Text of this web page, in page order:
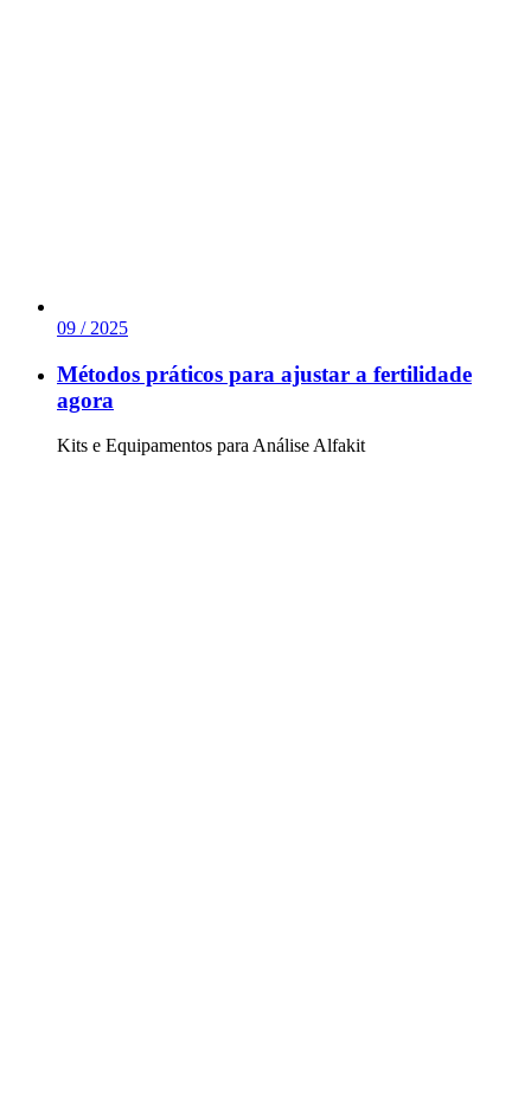
09 / 2025
Métodos práticos para ajustar a fertilidade
agora
Kits e Equipamentos para Análise Alfakit